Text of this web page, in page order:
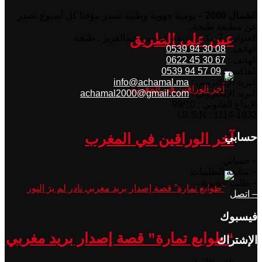
عين على الطريق
آخر الوراقين في المغرب
“طوابع تمارة” قصة إصدار بريد مغربي
العنوان : 7 مكرر , زنقة عمر بن عبدالعزيز , طنجة
الهاتف :08 30 94 0539
67 30 45 0622
الفاكس : 09 57 94 0539
البريد الإلكتروني : info@achamal.ma
البريد الإلكتروني :achamal2000@gmail.com
حسابي
– متابعة الطلبيات
– طلب عضوية
– اتصل
فيسبوك
الإشتراك